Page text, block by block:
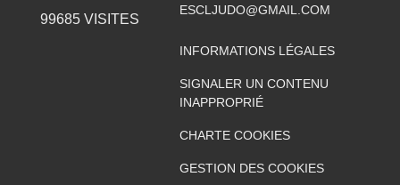
99685VISITES
ESCLJUDO@GMAIL.COM
INFORMATIONS LÉGALES
SIGNALER UN CONTENU
INAPPROPRIÉ
CHARTE COOKIES
GESTION DES COOKIES